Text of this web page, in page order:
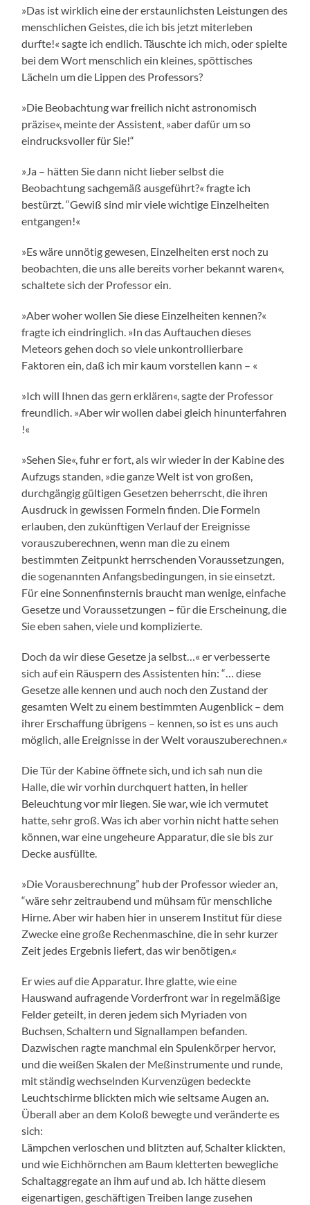
»Das ist wirklich eine der erstaunlichsten Leistungen des
menschlichen Geistes, die ich bis jetzt miterleben
durfte!« sagte ich endlich. Täuschte ich mich, oder spielte
bei dem Wort menschlich ein kleines, spöttisches
Lächeln um die Lippen des Professors?
»Die Beobachtung war freilich nicht astronomisch
präzise«, meinte der Assistent, »aber dafür um so
eindrucksvoller für Sie!“
»Ja – hätten Sie dann nicht lieber selbst die
Beobachtung sachgemäß ausgeführt?« fragte ich
bestürzt. “Gewiß sind mir viele wichtige Einzelheiten
entgangen!«
»Es wäre unnötig gewesen, Einzelheiten erst noch zu
beobachten, die uns alle bereits vorher bekannt waren«,
schaltete sich der Professor ein.
»Aber woher wollen Sie diese Einzelheiten kennen?«
fragte ich eindringlich. »In das Auftauchen dieses
Meteors gehen doch so viele unkontrollierbare
Faktoren ein, daß ich mir kaum vorstellen kann – «
»Ich will Ihnen das gern erklären«, sagte der Professor
freundlich. »Aber wir wollen dabei gleich hinunterfahren
!«
»Sehen Sie«, fuhr er fort, als wir wieder in der Kabine des
Aufzugs standen, »die ganze Welt ist von großen,
durchgängig gültigen Gesetzen beherrscht, die ihren
Ausdruck in gewissen Formeln finden. Die Formeln
erlauben, den zukünftigen Verlauf der Ereignisse
vorauszuberechnen, wenn man die zu einem
bestimmten Zeitpunkt herrschenden Voraussetzungen,
die sogenannten Anfangsbedingungen, in sie einsetzt.
Für eine Sonnenfinsternis braucht man wenige, einfache
Gesetze und Voraussetzungen – für die Erscheinung, die
Sie eben sahen, viele und komplizierte.
Doch da wir diese Gesetze ja selbst…« er verbesserte
sich auf ein Räuspern des Assistenten hin: “… diese
Gesetze alle kennen und auch noch den Zustand der
gesamten Welt zu einem bestimmten Augenblick – dem
ihrer Erschaffung übrigens – kennen, so ist es uns auch
möglich, alle Ereignisse in der Welt vorauszuberechnen.«
Die Tür der Kabine öffnete sich, und ich sah nun die
Halle, die wir vorhin durchquert hatten, in heller
Beleuchtung vor mir liegen. Sie war, wie ich vermutet
hatte, sehr groß. Was ich aber vorhin nicht hatte sehen
können, war eine ungeheure Apparatur, die sie bis zur
Decke ausfüllte.
»Die Vorausberechnung” hub der Professor wieder an,
“wäre sehr zeitraubend und mühsam für menschliche
Hirne. Aber wir haben hier in unserem Institut für diese
Zwecke eine große Rechenmaschine, die in sehr kurzer
Zeit jedes Ergebnis liefert, das wir benötigen.«
Er wies auf die Apparatur. Ihre glatte, wie eine
Hauswand aufragende Vorderfront war in regelmäßige
Felder geteilt, in deren jedem sich Myriaden von
Buchsen, Schaltern und Signallampen befanden.
Dazwischen ragte manchmal ein Spulenkörper hervor,
und die weißen Skalen der Meßinstrumente und runde,
mit ständig wechselnden Kurvenzügen bedeckte
Leuchtschirme blickten mich wie seltsame Augen an.
Überall aber an dem Koloß bewegte und veränderte es
sich:
Lämpchen verloschen und blitzten auf, Schalter klickten,
und wie Eichhörnchen am Baum kletterten bewegliche
Schaltaggregate an ihm auf und ab. Ich hätte diesem
eigenartigen, geschäftigen Treiben lange zusehen